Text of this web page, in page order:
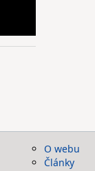
O webu
Články